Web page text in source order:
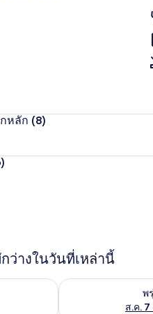
หลัก (8)
ว่างในวันที่เหล่านี้
คืนนี้ ส.ค. 6 - ส.ค. 7
พ
ส.ค. 7
ตรวจสอบจำนวนห้อ